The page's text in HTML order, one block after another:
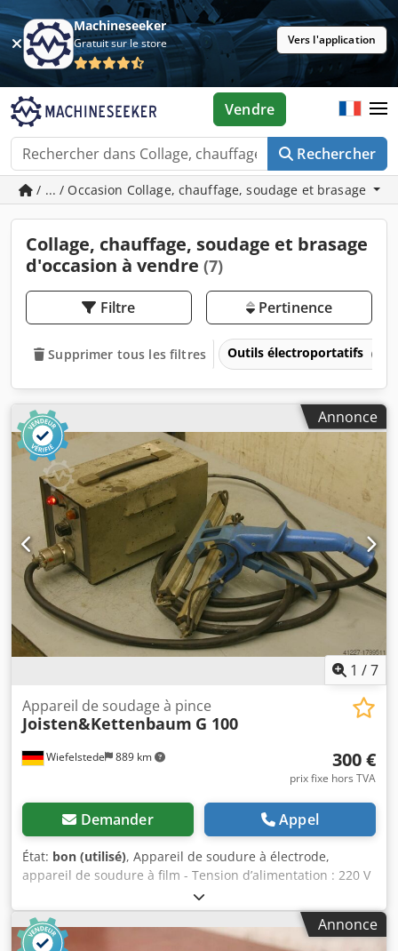
Machineseeker
Gratuit sur le store Vers l'application
Rechercher
Vendre
/ ... / Occasion Collage, chauffage, soudage et brasage
Collage, chauffage, soudage et brasage
d'occasion à vendre (7)
Filtre Pertinence
Supprimer tous les filtres Outils électroportatifs
Annonce
1 /7
Wiefelstede 889 km
Appareil de soudage à pince
Joisten&Kettenbaum G 100
300 €
prix fixe hors TVA
Demander Appel
État: bon (utilisé), Appareil de soudure à électrode,
appareil de soudure à film - Tension d’alimentation : 220 V
- Largeur de travail : 300 mm Dcodpjb A Sm Dofx Aptek -
Poids : 10 kg
Annonce